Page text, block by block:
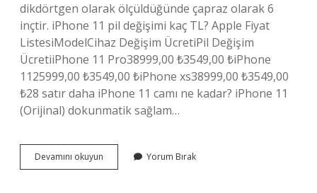
dikdörtgen olarak ölçüldüğünde çapraz olarak 6
inçtir. iPhone 11 pil değişimi kaç TL? Apple Fiyat
ListesiModelCihaz Değişim ÜcretiPil Değişim
ÜcretiiPhone 11 Pro38999,00 ₺3549,00 ₺iPhone
1125999,00 ₺3549,00 ₺iPhone xs38999,00 ₺3549,00
₺28 satır daha iPhone 11 camı ne kadar? iPhone 11
(Orijinal) dokunmatik sağlam…
Devamını okuyun
11
Yorum Bırak